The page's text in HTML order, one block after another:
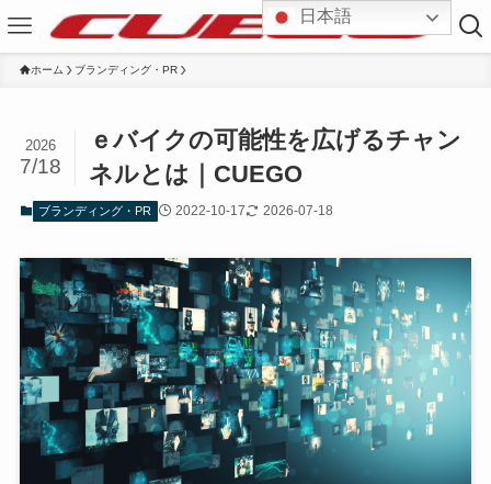
ホーム ブランディング・PR
ｅバイクの可能性を広げるチャン
ネルとは｜CUEGO
2026
7/18
ブランディング・PR 2022-10-17 2026-07-18
日本語